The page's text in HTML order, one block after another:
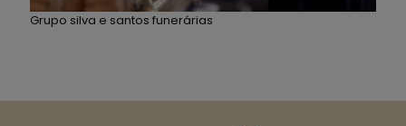
Grupo silva e santos funerárias